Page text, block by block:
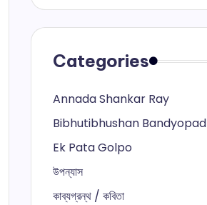
Categories
Annada Shankar Ray
Bibhutibhushan
Ek Pata Golpo
উপন্যাস
কাব্যগ্রন্থ / কবিতা